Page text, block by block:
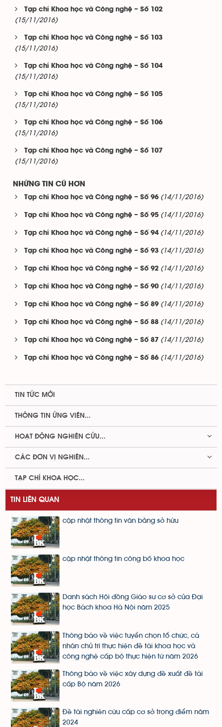
Tạp chí Khoa học và Công nghệ – Số 102
(15/11/2016)
Tạp chí Khoa học và Công nghệ – Số 103
(15/11/2016)
Tạp chí Khoa học và Công nghệ – Số 104
(15/11/2016)
Tạp chí Khoa học và Công nghệ – Số 105
(15/11/2016)
Tạp chí Khoa học và Công nghệ – Số 106
(15/11/2016)
Tạp chí Khoa học và Công nghệ – Số 107
(15/11/2016)
NHỮNG TIN CŨ HƠN
Tạp chí Khoa học và Công nghệ – Số 96 (14/11/2016)
Tạp chí Khoa học và Công nghệ – Số 95 (14/11/2016)
Tạp chí Khoa học và Công nghệ – Số 94 (14/11/2016)
Tạp chí Khoa học và Công nghệ – Số 93 (14/11/2016)
Tạp chí Khoa học và Công nghệ – Số 92 (14/11/2016)
Tạp chí Khoa học và Công nghệ – Số 90 (14/11/2016)
Tạp chí Khoa học và Công nghệ – Số 89 (14/11/2016)
Tạp chí Khoa học và Công nghệ – Số 88 (14/11/2016)
Tạp chí Khoa học và Công nghệ – Số 87 (14/11/2016)
Tạp chí Khoa học và Công nghệ – Số 86 (14/11/2016)
TIN TỨC MỚI
THÔNG TIN ỨNG VIÊN...
HOẠT ĐỘNG NGHIÊN CỨU...
CÁC ĐƠN VỊ NGHIÊN...
TẠP CHÍ KHOA HỌC...
TIN LIÊN QUAN
cập nhật thông tin văn bằng sở hữu
cập nhật thông tin công bố khoa học
Danh sách Hội đồng Giáo sư cơ sở của Đại
học Bách khoa Hà Nội năm 2025
Thông báo về việc tuyển chọn tổ chức, cá
nhân chủ trì thực hiện đề tài khoa học và
công nghệ cấp bộ thực hiện từ năm 2026
Thông báo về việc xây dựng đề xuất đề tài
cấp Bộ năm 2026
Đề tài nghiên cứu cấp cơ sở trọng điểm năm
2024